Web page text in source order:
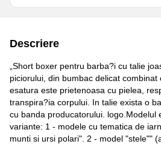
Descriere
„Short boxer pentru barba?i cu talie
piciorului, din bumbac delicat combinat
esatura este prietenoasa cu pielea,
transpira?ia corpului. In talie exista o
cu banda producatorului. logo.Modelul
variante: 1 - modele cu tematica de
munti si ursi polari". 2 - model "stele""